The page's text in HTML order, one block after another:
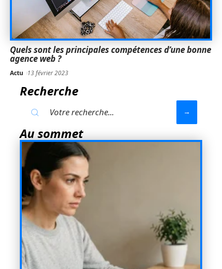
Quels sont les principales compétences d’une bonne
agence web ?
Actu 13 février 2023
Recherche
Au sommet